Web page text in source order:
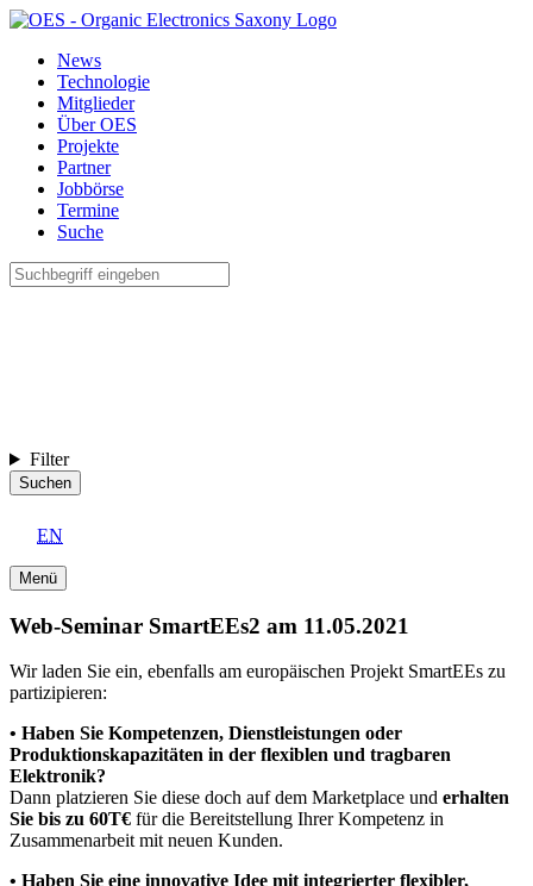
News
Technologie
Mitglieder
Über OES
Projekte
Partner
Jobbörse
Termine
Suche
Filter
Suchen
EN
Menü
Web-Seminar SmartEEs2 am 11.05.2021
Wir laden Sie ein, ebenfalls am europäischen Projekt SmartEEs zu
partizipieren:
• Haben Sie Kompetenzen, Dienstleistungen oder
Produktionskapazitäten in der flexiblen und tragbaren
Elektronik?
Dann platzieren Sie diese doch auf dem Marketplace und erhalten
Sie bis zu 60T€ für die Bereitstellung Ihrer Kompetenz in
Zusammenarbeit mit neuen Kunden.
• Haben Sie eine innovative Idee mit integrierter flexibler,